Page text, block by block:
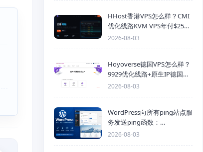
HHost香港VPS怎么样？CMI
优化线路KVM VPS年付$25
起，4GB内存优惠套餐
2026-08-03
Hoyoverse德国VPS怎么样？
9929优化线路+原生IP德国
KVM VPS推荐
2026-08-03
WordPress向所有ping站点服
务发送ping函数：
generic_ping
2026-08-03